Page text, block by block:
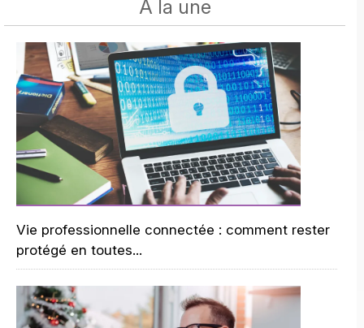
A la une
Vie professionnelle connectée : comment rester
protégé en toutes...